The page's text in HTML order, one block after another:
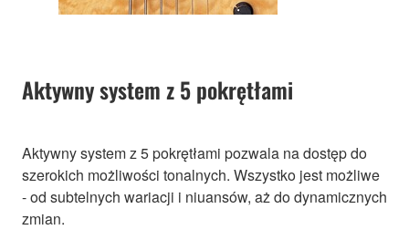
Aktywny system z 5 pokrętłami
Aktywny system z 5 pokrętłami pozwala na dostęp do
szerokich możliwości tonalnych. Wszystko jest możliwe
- od subtelnych wariacji i niuansów, aż do dynamicznych
zmian.